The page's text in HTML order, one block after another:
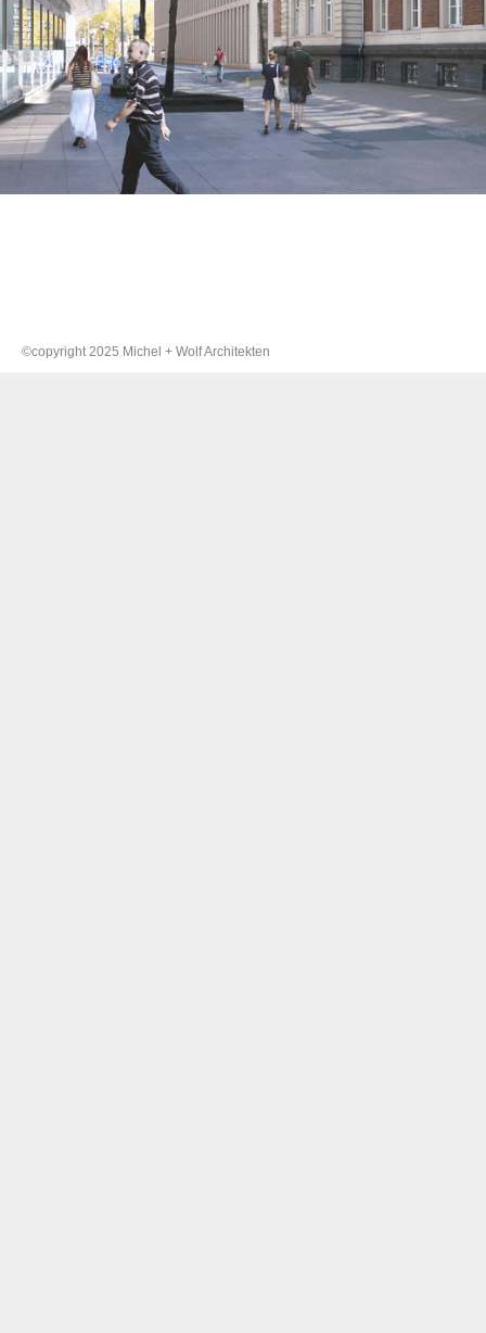
©copyright 2025 Michel + Wolf Architekten